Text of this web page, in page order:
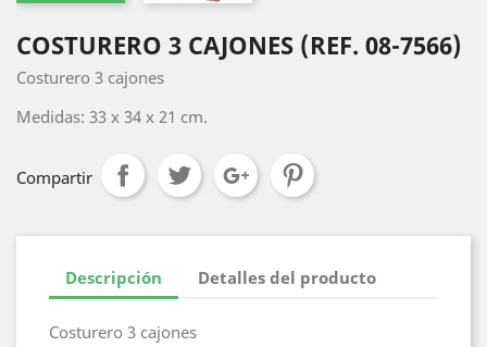
COSTURERO 3 CAJONES (REF. 08-7566)
Costurero 3 cajones
Medidas: 33 x 34 x 21 cm.
Compartir
Descripción Detalles del producto
Costurero 3 cajones